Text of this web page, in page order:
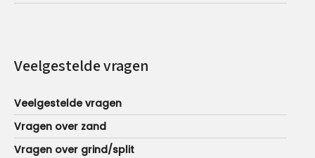
Veelgestelde vragen
Veelgestelde vragen
Vragen over zand
Vragen over grind/split